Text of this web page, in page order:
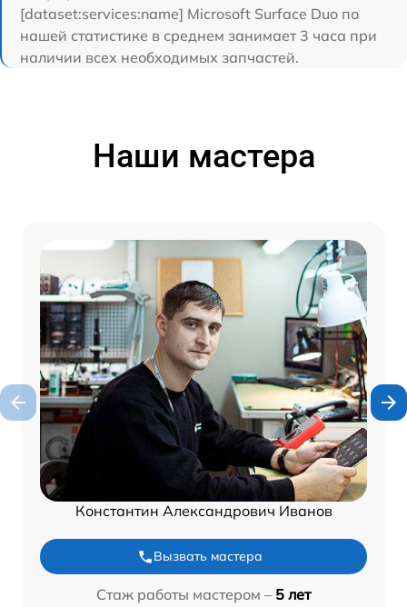
[dataset:services:name] Microsoft Surface Duo по
нашей статистике в среднем занимает 3 часа при
наличии всех необходимых запчастей.
Наши мастера
Константин Александрович Иванов
Вызвать мастера
Стаж работы мастером – 5 лет